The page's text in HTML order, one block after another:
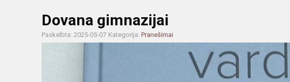
Dovana gimnazijai
Paskelbta: 2025-05-07 Kategorija: Pranešimai